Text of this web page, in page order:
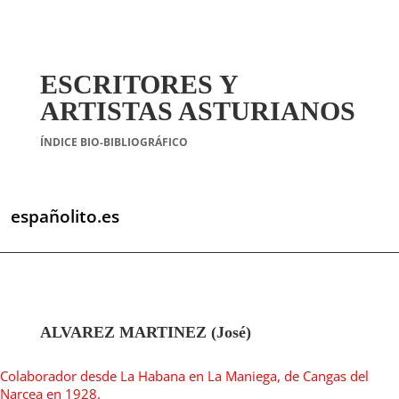
ESCRITORES Y
ARTISTAS ASTURIANOS
ÍNDICE BIO-BIBLIOGRÁFICO
españolito.es
ALVAREZ MARTINEZ (José)
Colaborador desde La Habana en La Maniega, de Cangas del
Narcea en 1928.